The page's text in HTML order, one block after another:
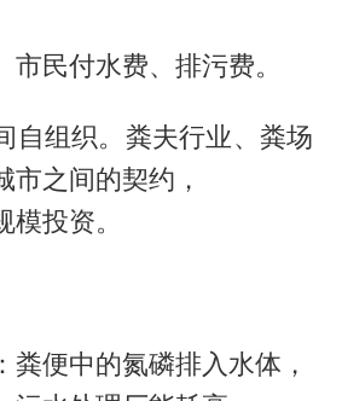
市民付水费、排污费。
自组织。粪夫行业、粪场
市之间的契约，
投资。
粪便中的氮磷排入水体，